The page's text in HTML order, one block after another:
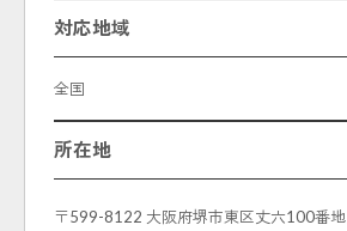
対応地域
全国
所在地
〒599-8122 大阪府堺市東区丈六100番地